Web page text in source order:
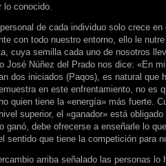
lo conocido.
de cada individuo solo crece
con todo nuestro entorno, ello le
cuya semilla cada uno de nosotros
José Núñez del Prado nos dice: «En
dos iniciados (Paqos), es natural que
en este enfrentamiento, no es
quien tiene la «energía» más fuerte.
superior, el «ganador» está
ganó, debe ofrecerse a enseñarle lo
sentido que tiene la competición para
arriba señalado las personas lo